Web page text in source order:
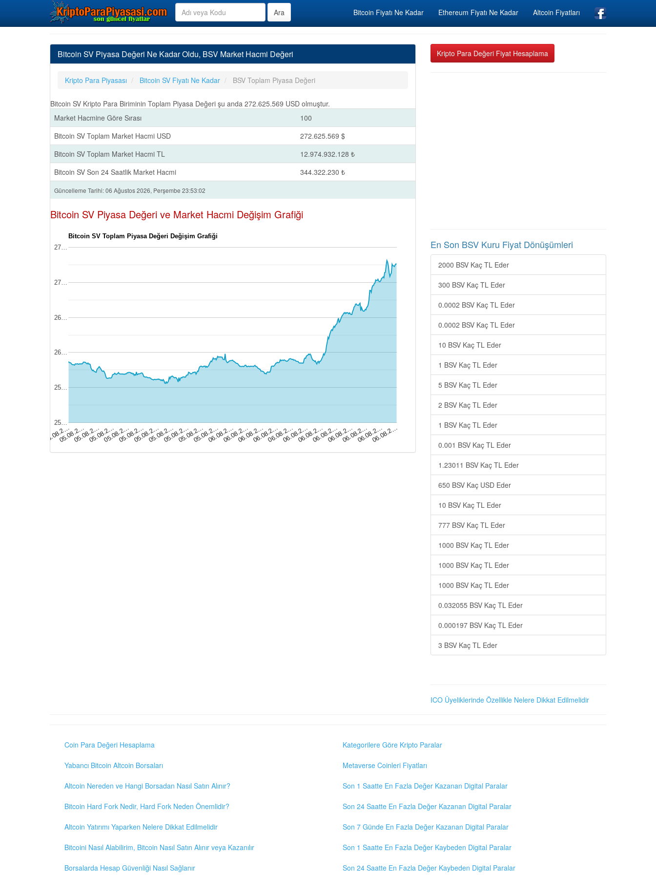
Bitcoin Fiyatı Ne Kadar Ethereum Fiyatı Ne Kadar Altcoin Fiyatları
Bitcoin SV Piyasa Değeri Ne Kadar Oldu, BSV Market Hacmi Değeri
Kripto Para Piyasası Bitcoin SV Fiyatı Ne Kadar BSV Toplam Piyasa Değeri
Bitcoin SV Kripto Para Biriminin Toplam Piyasa Değeri şu anda 272.625.569 USD olmuştur.
Market Hacmine Göre Sırası
100
Bitcoin SV Toplam Market Hacmi USD
272.625.569 $
Bitcoin SV Toplam Market Hacmi TL
12.974.932.128 ₺
Bitcoin SV Son 24 Saatlik Market Hacmi
344.322.230 ₺
Güncelleme Tarihi: 06 Ağustos 2026, Perşembe 23:53:02
Bitcoin SV Piyasa Değeri ve Market Hacmi Değişim Grafiği
Bitcoin SV Toplam Piyasa Değeri Değişim Grafiği
05.08.2…
05.08.2…05.08.2…05.08.2…05.08.2…05.08.2…05.08.2…05.08.2…05.08.2…05.08.2…05.08.2…06.08.2…06.08.2…06.08.2…06.08.2…06.08.2…06.08.2…06.08.2…06.08.2…06.08.2…06.08.2…06.08.2…06.08.2…
25…
25…
26…
26…
27…
27…
Kripto Para Değeri Fiyat Hesaplama
En Son BSV Kuru Fiyat Dönüşümleri
2000 BSV Kaç TL Eder
300 BSV Kaç TL Eder
0.0002 BSV Kaç TL Eder
0.0002 BSV Kaç TL Eder
10 BSV Kaç TL Eder
1 BSV Kaç TL Eder
5 BSV Kaç TL Eder
2 BSV Kaç TL Eder
1 BSV Kaç TL Eder
0.001 BSV Kaç TL Eder
1.23011 BSV Kaç TL Eder
650 BSV Kaç USD Eder
10 BSV Kaç TL Eder
777 BSV Kaç TL Eder
1000 BSV Kaç TL Eder
1000 BSV Kaç TL Eder
1000 BSV Kaç TL Eder
0.032055 BSV Kaç TL Eder
0.000197 BSV Kaç TL Eder
3 BSV Kaç TL Eder
ICO Üyeliklerinde Özellikle Nelere Dikkat Edilmelidir
Coin Para Değeri Hesaplama
Yabancı Bitcoin Altcoin Borsaları
Altcoin Nereden ve Hangi Borsadan Nasıl Satın Alınır?
Bitcoin Hard Fork Nedir, Hard Fork Neden Önemlidir?
Altcoin Yatırımı Yaparken Nelere Dikkat Edilmelidir
Bitcoini Nasıl Alabilirim, Bitcoin Nasıl Satın Alınır veya Kazanılır
Borsalarda Hesap Güvenliği Nasıl Sağlanır
Kategorilere Göre Kripto Paralar
Metaverse Coinleri Fiyatları
Son 1 Saatte En Fazla Değer Kazanan Digital Paralar
Son 24 Saatte En Fazla Değer Kazanan Digital Paralar
Son 7 Günde En Fazla Değer Kazanan Digital Paralar
Son 1 Saatte En Fazla Değer Kaybeden Digital Paralar
Son 24 Saatte En Fazla Değer Kaybeden Digital Paralar